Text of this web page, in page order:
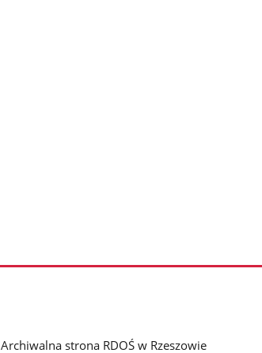
Archiwalna strona RDOŚ w Rzeszowie